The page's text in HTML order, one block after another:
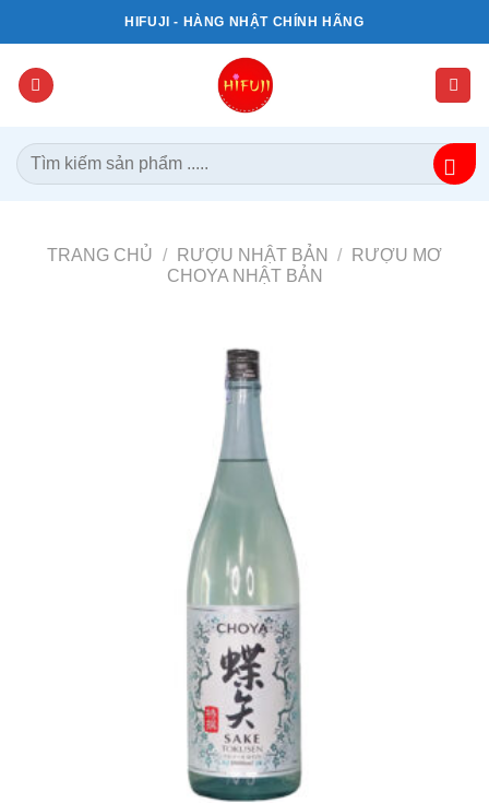
qua
dung
HIFUJI - HÀNG NHẬT CHÍNH HÃNG
Tìm
kiếm:
TRANG CHỦ / RƯỢU NHẬT BẢN /
RƯỢU MƠ
CHOYA NHẬT BẢN